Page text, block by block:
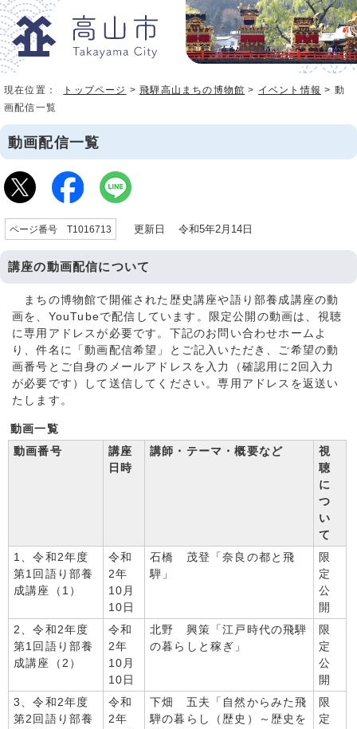
現在位置： トップページ >飛騨高山まちの博物館 > イベント情報 > 動
画配信一覧
動画配信一覧
ページ番号 T1016713 更新日 令和5年2月14日
講座の動画配信について
まちの博物館で開催された歴史講座や語り部養成講座の動
画を、YouTubeで配信しています。限定公開の動画は、視聴
に専用アドレスが必要です。下記のお問い合わせホームよ
り、件名に「動画配信希望」とご記入いただき、ご希望の動
画番号とご自身のメールアドレスを入力（確認用に2回入力
が必要です）して送信してください。専用アドレスを返送い
たします。
動画一覧
動画番号
講座
日時
講師・テーマ・概要など
視
聴
に
つ
い
て
1、令和2年度
第1回語り部養
成講座（1）
令和
2年
10月
10日
石橋 茂登「奈良の都と飛
騨」
限
定
公
開
2、令和2年度
第1回語り部養
成講座（2）
令和
2年
10月
10日
北野 興策「江戸時代の飛騨
の暮らしと稼ぎ」
限
定
公
開
3、令和2年度
第2回語り部養
令和
2年
下畑 五夫「自然からみた飛
騨の暮らし（歴史）～歴史を
限
定